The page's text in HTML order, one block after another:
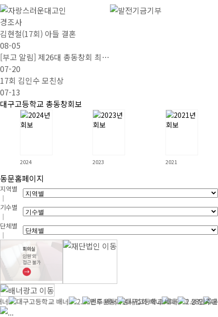
경조사
김현철(17회) 아들 결혼
08-05
[부고 알림] 제26대 총동창회 최…
07-20
17회 김인수 모친상
07-13
대구고등학교 총동창회보
2024 2023 2021
동문홈페이지
지역별
｜
기수별
｜
단체별
｜